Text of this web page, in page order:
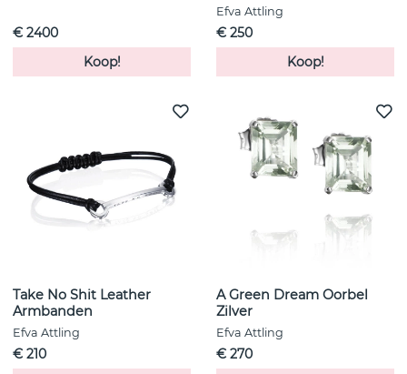
€ 2400
Koop!
Efva Attling
€ 250
Koop!
Take No Shit Leather
Armbanden
Efva Attling
€ 210
A Green Dream Oorbel
Zilver
Efva Attling
€ 270